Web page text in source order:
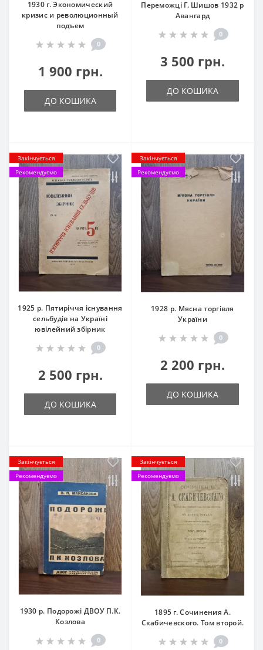
1930 г. Экономический
кризис и революционный
подъем
0
1 900 грн.
ДО КОШИКА
Переможці Г. Шишов 1932 р
Авангард
0
3 500 грн.
ДО КОШИКА
Закінчується
Рекомендуємо
1925 р. Пятиріччя існування
сельбудів на Україні
ювілейний збірник
0
2 500 грн.
ДО КОШИКА
Закінчується
Рекомендуємо
1928 р. Мясна торгівля
України
0
2 200 грн.
ДО КОШИКА
Закінчується
Рекомендуємо
1930 р. Подорожі ДВОУ П.К.
Козлова
0
Закінчується
Рекомендуємо
1895 г. Сочинения А.
Скабичевского. Том второй.
0